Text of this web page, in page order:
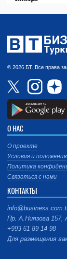
© 2026 БТ. Все права
О НАС
О проекте
Условия и положения
Политика
Связаться с нами
КОНТАКТЫ
Пр. А.Ниязова 157,
+993 61 89 14 98
Для размещения